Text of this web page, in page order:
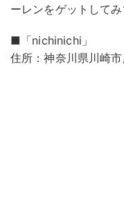
ーレンをゲットしてみ
■「nichinichi」
住所：神奈川県川崎